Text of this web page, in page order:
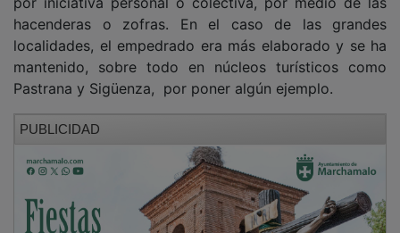
hacenderas o zofras. En el caso de las grandes
localidades, el empedrado era más elaborado y se ha
mantenido, sobre todo en núcleos turísticos como
Pastrana y Sigüenza, por poner algún ejemplo.